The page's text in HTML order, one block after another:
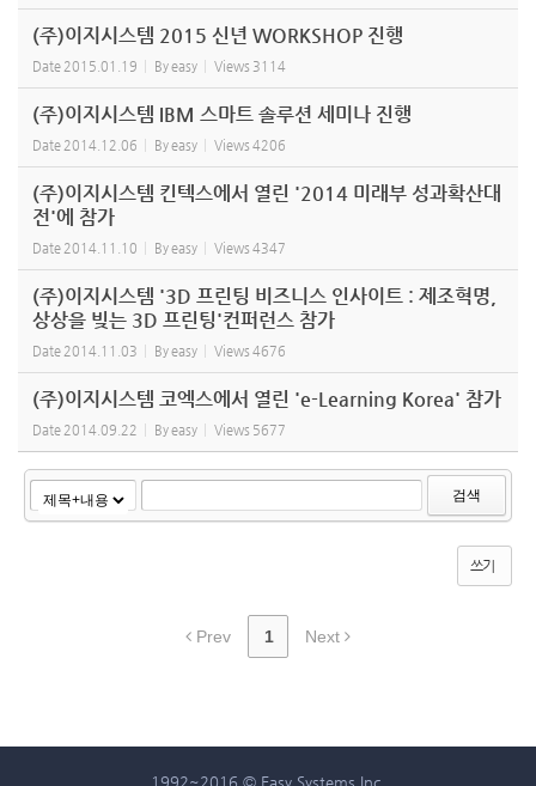
(주)이지시스템 2015 신년 WORKSHOP 진행
Date 2015.01.19 Byeasy Views 3114
(주)이지시스템 IBM 스마트 솔루션 세미나 진행
Date 2014.12.06 Byeasy Views 4206
(주)이지시스템 킨텍스에서 열린 '2014 미래부 성과확산대
전'에 참가
Date 2014.11.10 Byeasy Views 4347
(주)이지시스템 '3D 프린팅 비즈니스 인사이트 : 제조혁명,
상상을 빚는 3D 프린팅'컨퍼런스 참가
Date 2014.11.03 Byeasy Views 4676
(주)이지시스템 코엑스에서 열린 'e-Learning Korea' 참가
Date 2014.09.22 Byeasy Views 5677
검색
쓰기
Prev 1 Next
1992~2016 © Easy Systems Inc.